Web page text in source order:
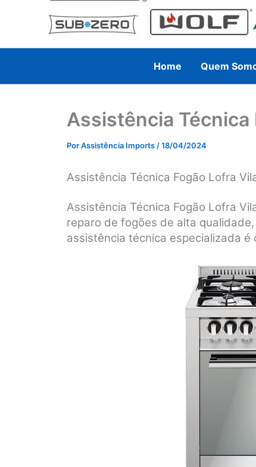
Home Quem
Assistência Técnica
PorAssistência Imports /18/04/2024
Assistência Técnica Fogão Lofra
Assistência Técnica Fogão Lofra
reparo de fogões de alta
assistência técnica especializada é